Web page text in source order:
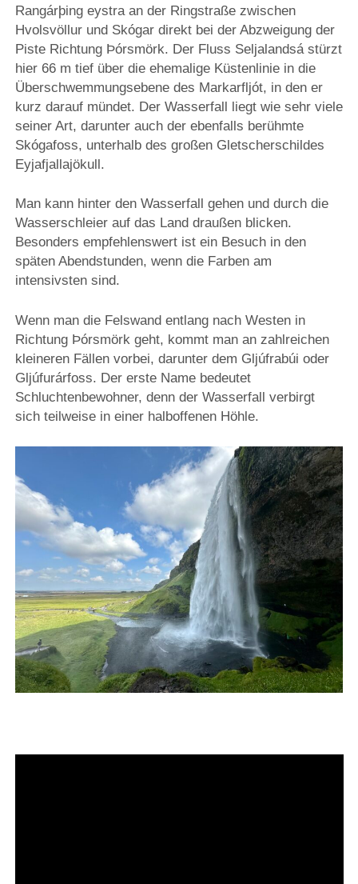
Rangárþing eystra an der Ringstraße zwischen
Hvolsvöllur und Skógar direkt bei der Abzweigung der
Piste Richtung Þórsmörk. Der Fluss Seljalandsá stürzt
hier 66 m tief über die ehemalige Küstenlinie in die
Überschwemmungsebene des Markarfljót, in den er
kurz darauf mündet. Der Wasserfall liegt wie sehr viele
seiner Art, darunter auch der ebenfalls berühmte
Skógafoss, unterhalb des großen Gletscherschildes
Eyjafjallajökull.
Man kann hinter den Wasserfall gehen und durch die
Wasserschleier auf das Land draußen blicken.
Besonders empfehlenswert ist ein Besuch in den
späten Abendstunden, wenn die Farben am
intensivsten sind.
Wenn man die Felswand entlang nach Westen in
Richtung Þórsmörk geht, kommt man an zahlreichen
kleineren Fällen vorbei, darunter dem Gljúfrabúi oder
Gljúfurárfoss. Der erste Name bedeutet
Schluchtenbewohner, denn der Wasserfall verbirgt
sich teilweise in einer halboffenen Höhle.